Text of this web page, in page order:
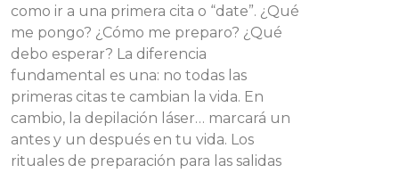
como ir a una primera cita o “date”. ¿Qué
me pongo? ¿Cómo me preparo? ¿Qué
debo esperar? La diferencia
fundamental es una: no todas las
primeras citas te cambian la vida. En
cambio, la depilación láser… marcará un
antes y un después en tu vida. Los
rituales de preparación para las salidas